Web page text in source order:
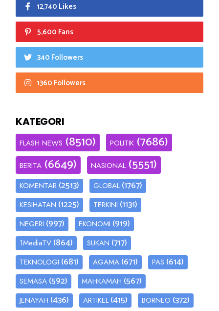
12,740 Likes
5,600 Fans
340 Followers
1360 Followers
KATEGORI
FLASH NEWS (8510) POLITIK (7686)
BERITA (6649) NASIONAL (5551)
KOMENTAR (2513) GLOBAL (1767)
KESIHATAN (1225) TERKINI (1131)
NEGERI (997) EKONOMI (919)
1MediaTV (864) SUKAN (717)
TEKNOLOGI (681) AGAMA (671) PAS (614)
SEMASA (592) MAHKAMAH (567)
JENAYAH (436) ARTIKEL (415) BORNEO (372)